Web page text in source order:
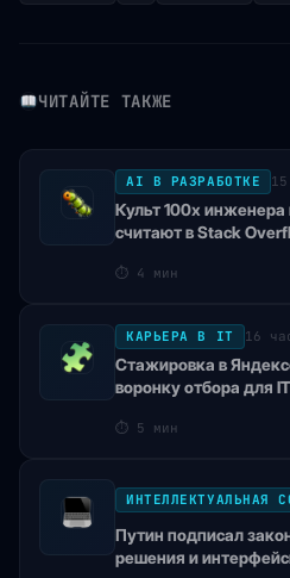
ЧИТАЙТЕ ТАКЖЕ
AI В РАЗРАБОТКЕ
Культ 100x
считают в Stack
⏱ 4 мин
КАРЬЕРА В IT 16
Стажировка в
воронку отбора для IT
⏱ 5 мин
ИНТЕЛЛЕКТУАЛЬНАЯ
Путин подписал
решения и